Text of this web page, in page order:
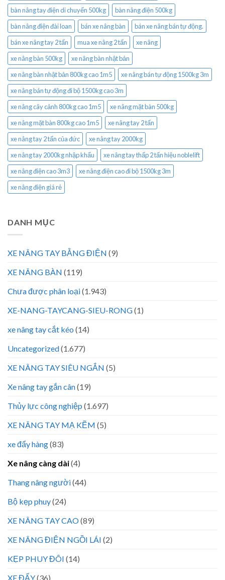
bàn nâng tay điện di chuyển 500kg
bàn nâng điện 500kg
bàn nâng điện đài loan
bán xe nâng bàn
bán xe nâng bán tự động.
bán xe nâng tay 2 tấn
mua xe nâng 2 tấn
xe nâng
xe nâng bàn 500kg
xe nâng bàn nhật bản
xe nâng bàn nhật bản 800kg cao 1m5
xe nâng bán tự động 1500kg 3m
xe nâng bán tự động đi bộ 1500kg cao 3m
xe nâng cây cảnh 800kg cao 1m5
xe nâng mặt bàn 500kg
xe nâng mặt bàn 800kg cao 1m5
xe nâng tay 2 tấn
xe nâng tay 2 tấn của đức
xe nâng tay 2000kg
xe nâng tay 2000kg nhập khẩu
xe nâng tay thấp 2 tấn hiệu noblelift
xe nâng điện cao 3m3
xe nâng điện cao đi bộ 1500kg 3m
xe nâng điện giá rẻ
DANH MỤC
XE NÂNG TAY BẰNG ĐIỆN (9)
XE NÂNG BÀN (119)
Chưa được phân loại(1.943)
XE-NANG-TAYCANG-SIEU-RONG(1)
xe nâng tay cắt kéo (14)
Uncategorized(1.677)
XE NÂNG TAY SIÊU NGẮN (5)
Xe nâng tay gắn cân(19)
Thủy lực công nghiệp (1.697)
XE NÂNG TAY MẠ KẼM (5)
xe đẩy hàng(83)
Xe nâng càng dài(4)
Thang nâng người(44)
Bộ kẹp phuy(24)
XE NÂNG TAY CAO(89)
XE NÂNG ĐIỆN NGỒI LÁI (2)
KẸP PHUY ĐÔI (14)
XE ĐẨY(36)